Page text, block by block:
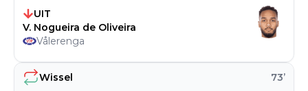
Wissel 73’
UIT
V. Nogueira de Oliveira
Vålerenga